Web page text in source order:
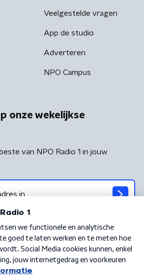
Veelgestelde vragen
App de studio
Adverteren
NPO Campus
onze wekelijkse
van NPO Radio 1 in jouw